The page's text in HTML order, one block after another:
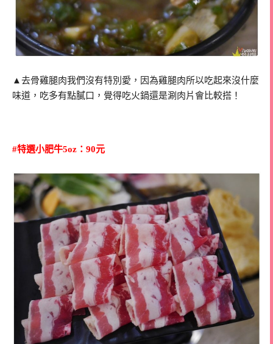
▲去骨雞腿肉我們沒有特別愛，因為雞腿肉所以吃起來沒什麼
味道，吃多有點膩口，覺得吃火鍋還是涮肉片會比較搭！
#特選小肥牛5oz：90元